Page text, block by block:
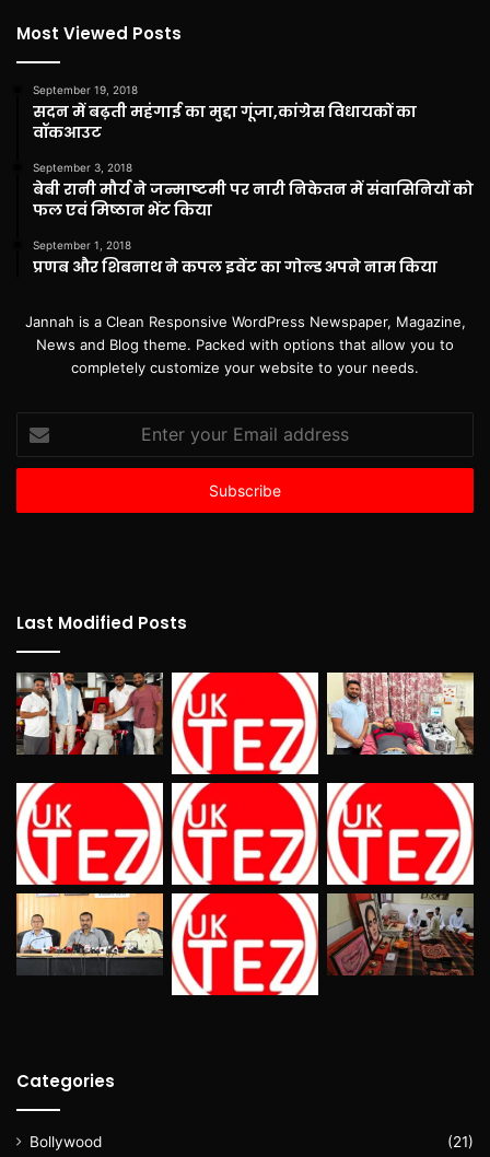
Most Viewed Posts
September 19, 2018
सदन में बढ़ती महंगाई का मुद्दा गूंजा,कांग्रेस विधायकों का
वॉकआउट
September 3, 2018
बेबी रानी मौर्य ने जन्माष्टमी पर नारी निकेतन में संवासिनियों को
फल एवं मिष्ठान भेंट किया
September 1, 2018
प्रणब और शिबनाथ ने कपल इवेंट का गोल्ड अपने नाम किया
Jannah is a Clean Responsive WordPress Newspaper, Magazine,
News and Blog theme. Packed with options that allow you to
completely customize your website to your needs.
your
Email
Last Modified Posts
Categories
Bollywood
(21)